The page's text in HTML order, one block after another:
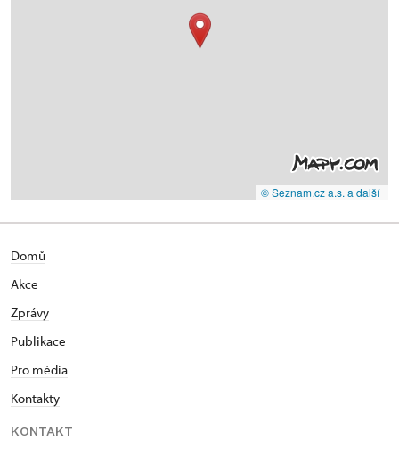
© Seznam.cz a.s. a další
Domů
Akce
Zprávy
Publikace
Pro média
Kontakty
KONTAKT